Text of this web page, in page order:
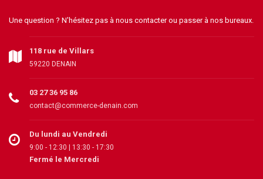
Une question ? N'hésitez pas à nous contacter ou passer à nos bureaux.
118 rue de Villars
59220 DENAIN
03 27 36 95 86
contact@commerce-denain.com
Du lundi au Vendredi
9:00 - 12:30 | 13:30 - 17:30
Fermé le Mercredi